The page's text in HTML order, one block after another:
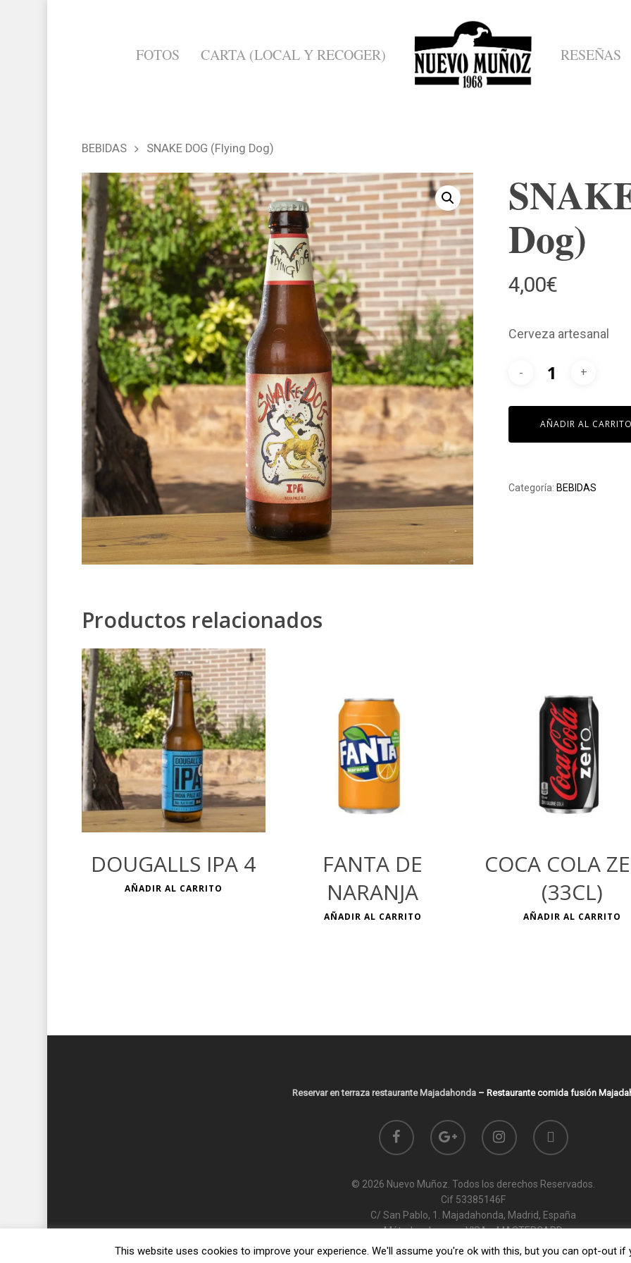
Hit enter to search or ESC to close
FOTOS CARTA (LOCAL Y RECOGER) RESEÑAS
BEBIDAS SNAKE DOG (Flying Dog)
Dog)
4,00€
Cerveza artesanal
AÑADIR AL
Categoría: BEBIDAS
Productos relacionados
€
DOUGALLS IPA 4
AÑADIR AL CARRITO
€
FANTA DE
NARANJA
AÑADIR AL CARRITO
€
COCA COLA
(33CL)
AÑADIR AL CARRITO
Reservar en terraza restaurante Majadahonda– Restaurante comida fusión
© 2026 Nuevo Muñoz. Todos los derechos Reservados.
Cif 53385146F
C/ San Pablo, 1. Majadahonda, Madrid, España
Métodos de pago: VISA y MASTERCARD
This website uses cookies to improve your experience. We'll assume you're ok with this, but you can opt-out if